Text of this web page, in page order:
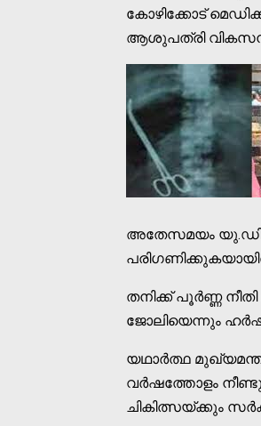
കോഴിക്കോട്
ആശുപത്രി വികസന
അതേസമയം
തനിക്ക് പൂര്‍ണ്ണ
ജോലിയെന്നും
യഥാര്‍ത്ഥ
വര്‍ഷത്തോളം
ചികിത്സയ്ക്കും